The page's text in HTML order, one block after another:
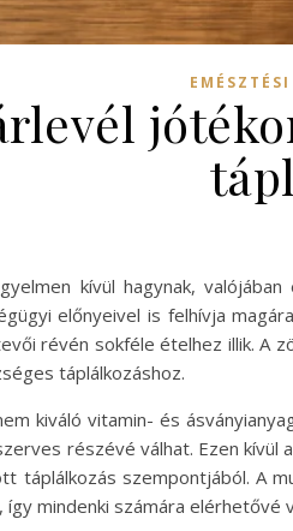
kívül hagynak,
előnyeivel is felhívja
révén sokféle ételhez illik. A
táplálkozáshoz.
kiváló vitamin- és
részévé válhat. Ezen
táplálkozás szempontjából. A
mindenki számára elérhetővé